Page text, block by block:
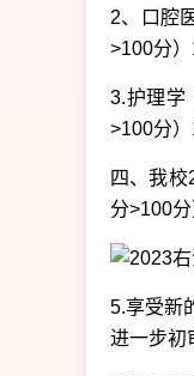
2、口腔
>100分
3.护理学
>100分）
四、我校
分>100
5.享受新
进一步初